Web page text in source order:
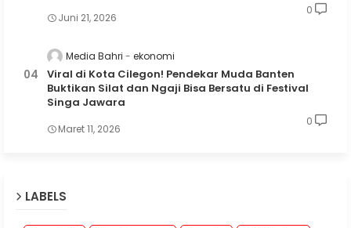
Juni 21, 2026
0
Media Bahri ekonomi
Viral di Kota Cilegon! Pendekar Muda Banten
Buktikan Silat dan Ngaji Bisa Bersatu di Festival
Singa Jawara
Maret 11, 2026
0
LABELS